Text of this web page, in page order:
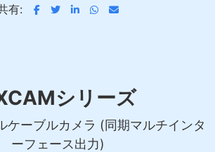
有:
シリーズ
ケーブルカメラ (同期マルチインタ
ーフェース出力)